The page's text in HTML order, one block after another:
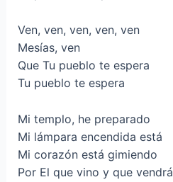
Ven, ven, ven, ven, ven
Mesías, ven
Que Tu pueblo te espera
Tu pueblo te espera
Mi templo, he preparado
Mi lámpara encendida está
Mi corazón está gimiendo
Por El que vino y que vendrá